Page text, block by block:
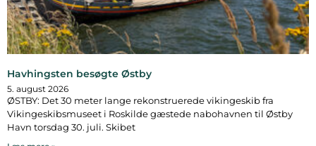
Havhingsten besøgte Østby
5. august 2026
ØSTBY: Det 30 meter lange rekonstruerede vikingeskib fra
Vikingeskibsmuseet i Roskilde gæstede nabohavnen til Østby
Havn torsdag 30. juli. Skibet